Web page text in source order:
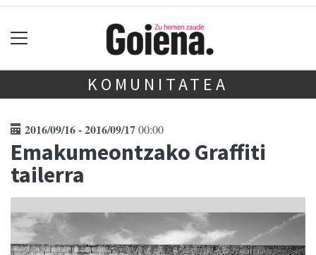
KOMUNITATEA
2016/09/16 - 2016/09/1700:00
Emakumeontzako Graffiti
tailerra